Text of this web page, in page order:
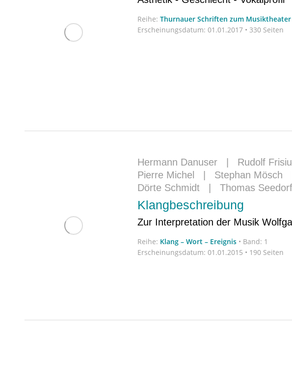
Reihe: Thurnauer Schriften zum Musiktheater
Erscheinungsdatum: 01.01.2017 • 330 Seiten
Hermann Danuser Rudolf
Pierre Michel
Stephan Mösch
Dörte Schmidt
Thomas Seedorf
Klangbeschreibung
Zur Interpretation der Musik
Reihe: Klang – Wort – Ereignis • Band: 1
Erscheinungsdatum: 01.01.2015 • 190 Seiten